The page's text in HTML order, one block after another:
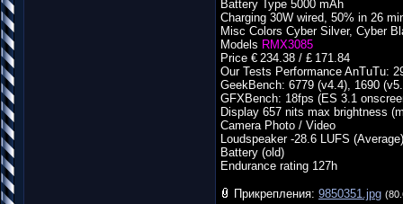
Battery Type 5000 mAh
Charging 30W wired, 50% in 26
Misc Colors Cyber Silver, Cyber
Models RMX3085
Price € 234.38 / £ 171.84
Our Tests Performance AnTuTu:
GeekBench: 6779 (v4.4), 1690
GFXBench: 18fps (ES 3.1
Display 657 nits max brightness
Camera Photo / Video
Loudspeaker -28.6 LUFS (Average)
Battery (old)
Endurance rating 127h
Прикрепления: 9850351.jpg